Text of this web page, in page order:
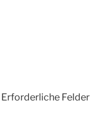
Erforderliche Felder